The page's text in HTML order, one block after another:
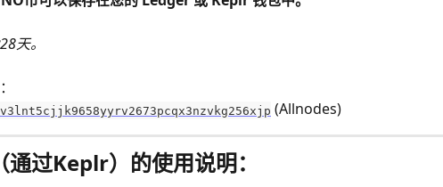
天。
(Allnodes)
过Keplr）的使用说明：